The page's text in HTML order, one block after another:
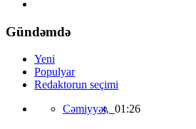
Gündəmdə
Yeni
Populyar
Redaktorun seçimi
Cəmiyyət, 01:26